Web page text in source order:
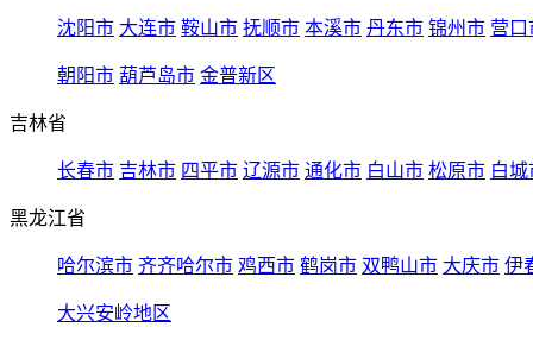
沈阳市 大连市 鞍山市 抚顺市 本溪市 丹东市 锦州市 营口
朝阳市 葫芦岛市 金普新区
吉林省
长春市 吉林市 四平市 辽源市 通化市 白山市 松原市 白城
黑龙江省
哈尔滨市 齐齐哈尔市 鸡西市 鹤岗市 双鸭山市 大庆市 伊
大兴安岭地区